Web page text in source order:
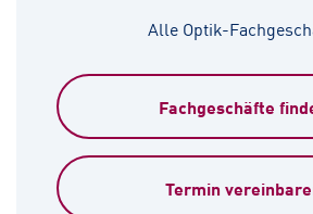
Alle Optik-
Fachgeschäfte
Termin